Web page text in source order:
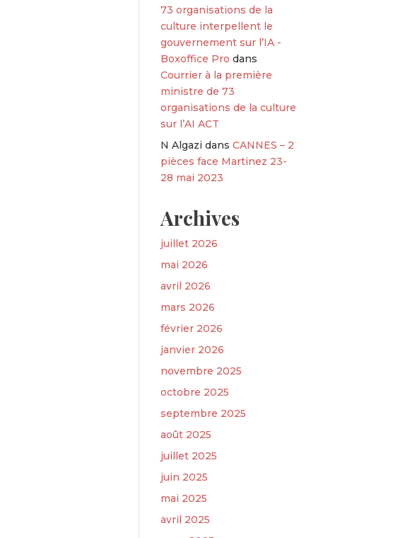
73 organisations de la
culture interpellent le
gouvernement sur l’IA -
Boxoffice Pro dans
Courrier à la première
ministre de 73
organisations de la culture
sur l’AI ACT
N Algazi dansCANNES – 2
pièces face Martinez 23-
28 mai 2023
Archives
juillet 2026
mai 2026
avril 2026
mars 2026
février 2026
janvier 2026
novembre 2025
octobre 2025
septembre 2025
août 2025
juillet 2025
juin 2025
mai 2025
avril 2025